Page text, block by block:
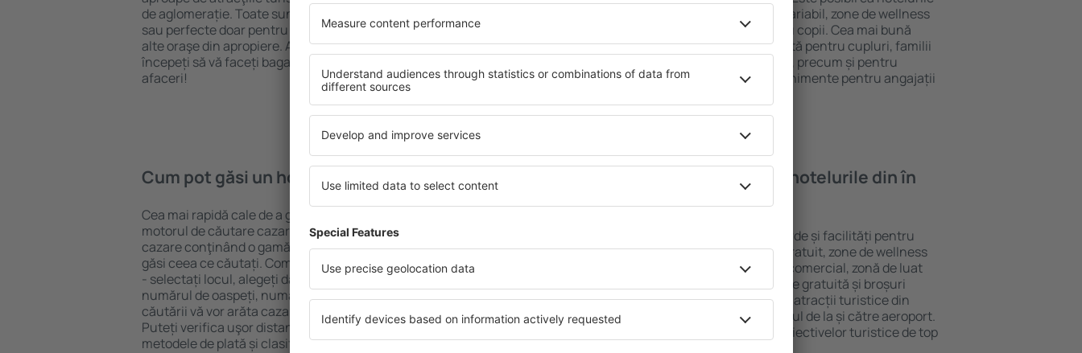
de aglomerație. Toate sunt disponibile pentru o vacanță lungă
sau perfecte doar pentru o noapte atunci când doriţi să vizitaţi şi
alte oraşe din apropiere. Alegeți hotelul care vi se potriveşte și
începeți să vă faceți bagajele pentru o vacanţă sau călătorie de
afaceri!
cu standarde ȋnalte să ofere un meniu variabil, zone de wellness
precum spa și fitness, și activități pentru copii. Cea mai bună
cazare în Chrudim este o alegere perfectă pentru cupluri, familii
și persoane aflate în călătorie de afaceri, precum și pentru
companii care doresc să organizeze evenimente pentru angajații
Cum pot găsi un hotel în Chrudim?
Cea mai rapidă cale de a găsi un hotel în Chrudim este folosind
motorul de căutare cazare eSky. Baza mare de date cu locuri de
cazare conţinând o gamă largă de opţiuni este o garanție că veți
găsi ceea ce căutați. Completați câmpurile motorului de căutare
- selectați locul, alegeți data de check-in și check-out, adăugați
numărul de oaspeți, numărul de camere şi gata! Rezultatele
căutării vă vor arăta cazarea disponibilă ȋn perioada selectată.
Puteți verifica uşor distanța de la hotel ȋn centrul orașului,
metodele de plată și clasificarea hotelului.
Ce fel de facilităţi voi găsi ȋn hotelurile din în
Hotelurile în Chrudim au diferite standarde și facilități pentru
oaspeți. Cele mai frecvente sunt Wi-Fi gratuit, zone de wellness
cu SPA, mini bar/seif în cameră, centru comercial, zonă de luat
masa, zonă de joacă pentru copii, parcare gratuită și broșuri
informative despre cele mai interesante atracții turistice din
zonă. Unele proprietăți includ și transferul de la și către aeroport.
Uneori, acestea încurajează vizitarea obiectivelor turistice de top